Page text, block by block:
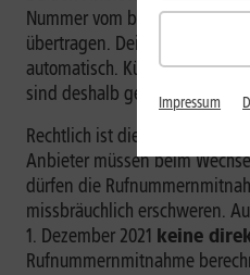
Nummer vom bisherigen
übertragen. Dein alter Vertrag
automatisch. Kündigung,
sind deshalb getrennte
Rechtlich ist die Mitnahme
Anbieter müssen beim
dürfen die
missbräuchlich erschweren.
1. Dezember 2021 keine
Rufnummernmitnahme
Impressum